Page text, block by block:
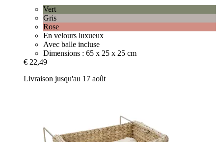
Vert
Gris
Rose
En velours luxueux
Avec balle incluse
Dimensions : 65 x 25 x 25 cm
€ 22,49
Livraison jusqu'au 17 août